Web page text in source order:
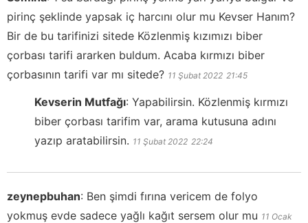
pirinç şeklinde yapsak iç harcını olur mu Kevser Hanım?
Bir de bu tarifinizi sitede Közlenmiş kızımızı biber
çorbası tarifi ararken buldum. Acaba kırmızı biber
çorbasının tarifi var mı sitede? 11 Şubat 2022 21:45
Kevserin Mutfağı: Yapabilirsin. Közlenmiş kırmızı
biber çorbası tarifim var, arama kutusuna adını
yazıp aratabilirsin. 11 Şubat 2022 22:24
zeynepbuhan: Ben şimdi fırına vericem de folyo
yokmuş evde sadece yağlı kağıt sersem olur mu 11 Ocak